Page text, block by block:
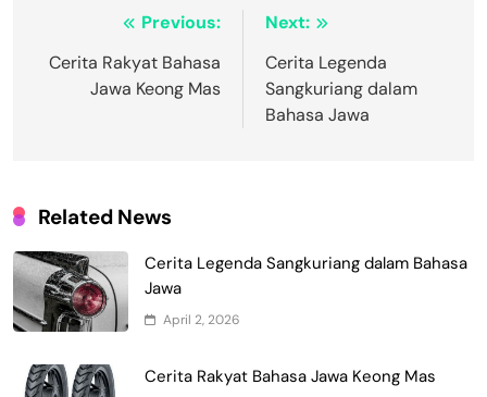
Navigasi
pos
Previous:
Cerita Rakyat Bahasa
Jawa Keong Mas
Next:
Cerita Legenda
Sangkuriang dalam
Bahasa Jawa
Related News
Cerita Legenda Sangkuriang dalam Bahasa
Jawa
April 2, 2026
Cerita Rakyat Bahasa Jawa Keong Mas